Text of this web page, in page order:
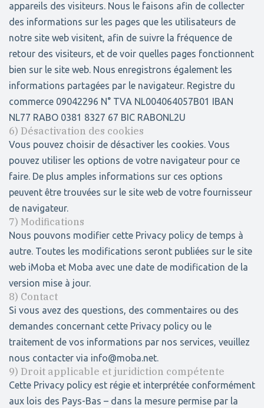
appareils des visiteurs. Nous le faisons afin de collecter
des informations sur les pages que les utilisateurs de
notre site web visitent, afin de suivre la fréquence de
retour des visiteurs, et de voir quelles pages fonctionnent
bien sur le site web. Nous enregistrons également les
informations partagées par le navigateur. Registre du
commerce 09042296 N° TVA NL004064057B01 IBAN
NL77 RABO 0381 8327 67 BIC RABONL2U
6) Désactivation des cookies
Vous pouvez choisir de désactiver les cookies. Vous
pouvez utiliser les options de votre navigateur pour ce
faire. De plus amples informations sur ces options
peuvent être trouvées sur le site web de votre fournisseur
de navigateur.
7) Modifications
Nous pouvons modifier cette Privacy policy de temps à
autre. Toutes les modifications seront publiées sur le site
web iMoba et Moba avec une date de modification de la
version mise à jour.
8) Contact
Si vous avez des questions, des commentaires ou des
demandes concernant cette Privacy policy ou le
traitement de vos informations par nos services, veuillez
nous contacter via info@moba.net.
9) Droit applicable et juridiction compétente
Cette Privacy policy est régie et interprétée conformément
aux lois des Pays-Bas – dans la mesure permise par la